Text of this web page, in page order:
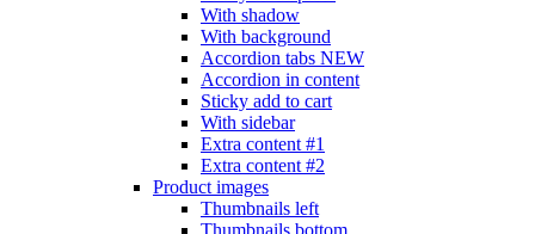
With shadow
With background
Accordion tabs NEW
Accordion in content
Sticky add to cart
With sidebar
Extra content #1
Extra content #2
Product images
Thumbnails left
Thumbnails bottom